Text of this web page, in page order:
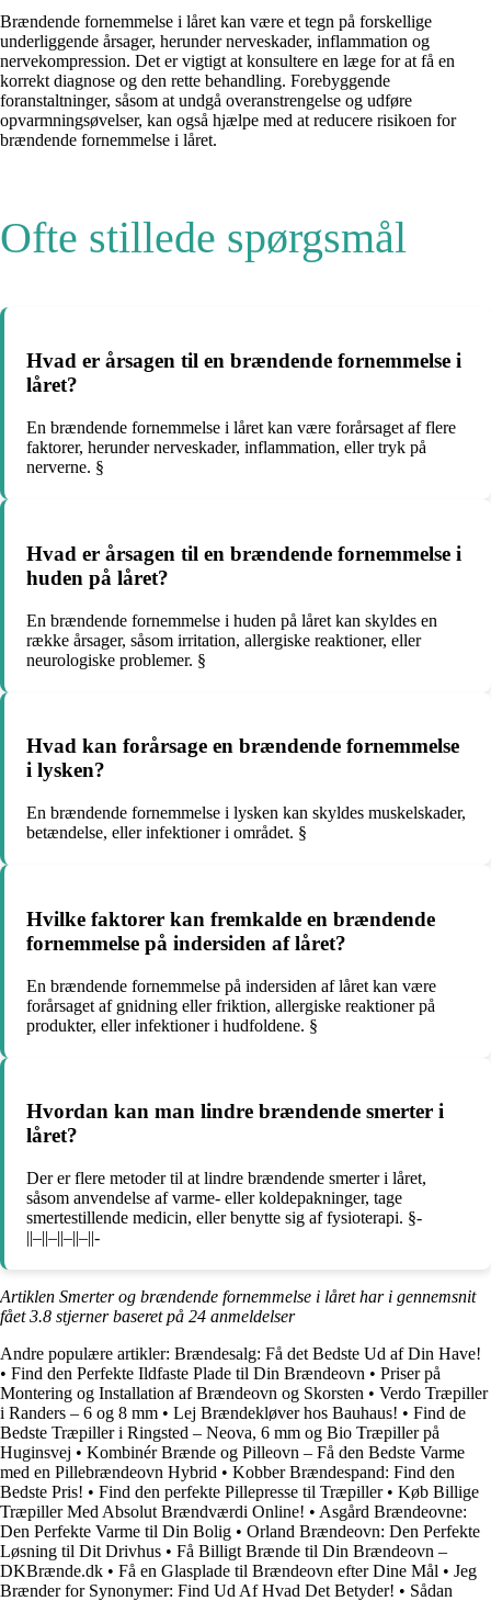
Brændende fornemmelse i låret kan være et tegn på forskellige
underliggende årsager, herunder nerveskader, inflammation og
nervekompression. Det er vigtigt at konsultere en læge for at få en
korrekt diagnose og den rette behandling. Forebyggende
foranstaltninger, såsom at undgå overanstrengelse og udføre
opvarmningsøvelser, kan også hjælpe med at reducere risikoen for
brændende fornemmelse i låret.
Ofte stillede spørgsmål
Hvad er årsagen til en brændende fornemmelse i
låret?
En brændende fornemmelse i låret kan være forårsaget af flere
faktorer, herunder nerveskader, inflammation, eller tryk på
nerverne. §
Hvad er årsagen til en brændende fornemmelse i
huden på låret?
En brændende fornemmelse i huden på låret kan skyldes en
række årsager, såsom irritation, allergiske reaktioner, eller
neurologiske problemer. §
Hvad kan forårsage en brændende fornemmelse
i lysken?
En brændende fornemmelse i lysken kan skyldes muskelskader,
betændelse, eller infektioner i området. §
Hvilke faktorer kan fremkalde en brændende
fornemmelse på indersiden af låret?
En brændende fornemmelse på indersiden af låret kan være
forårsaget af gnidning eller friktion, allergiske reaktioner på
produkter, eller infektioner i hudfoldene. §
Hvordan kan man lindre brændende smerter i
låret?
Der er flere metoder til at lindre brændende smerter i låret,
såsom anvendelse af varme- eller koldepakninger, tage
smertestillende medicin, eller benytte sig af fysioterapi. §-
||–||–||–||–||-
Artiklen Smerter og brændende fornemmelse i låret har i gennemsnit
fået3.8 stjerner baseret på 24 anmeldelser
Andre populære artikler: Brændesalg: Få det Bedste Ud af Din Have!
• Find den Perfekte Ildfaste Plade til Din Brændeovn • Priser på
Montering og Installation af Brændeovn og Skorsten • Verdo Træpiller
i Randers – 6 og 8 mm • Lej Brændekløver hos Bauhaus! • Find de
Bedste Træpiller i Ringsted – Neova, 6 mm og Bio Træpiller på
Huginsvej • Kombinér Brænde og Pilleovn – Få den Bedste Varme
med en Pillebrændeovn Hybrid • Kobber Brændespand: Find den
Bedste Pris! • Find den perfekte Pillepresse til Træpiller• Køb Billige
Træpiller Med Absolut Brændværdi Online! • Asgård Brændeovne:
Den Perfekte Varme til Din Bolig • Orland Brændeovn: Den Perfekte
Løsning til Dit Drivhus • Få Billigt Brænde til Din Brændeovn –
DKBrænde.dk • Få en Glasplade til Brændeovn efter Dine Mål • Jeg
Brænder for Synonymer: Find Ud Af Hvad Det Betyder! • Sådan